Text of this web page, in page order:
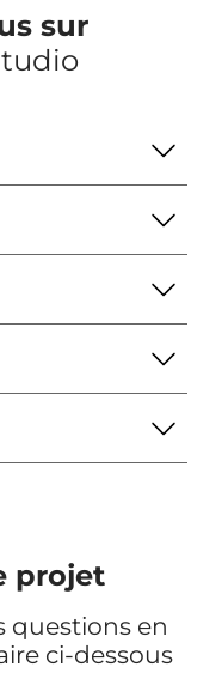
sur
projet
questions en
ci-dessous